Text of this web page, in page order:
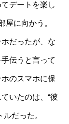
デートを楽し
屋に向かう。
だったが、な
伝うと言って
のスマホに保
いたのは、“彼
だった。